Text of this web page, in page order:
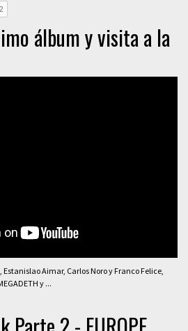
álbum y visita a la
Aimar, Carlos Noro y Franco Felice,
y ...